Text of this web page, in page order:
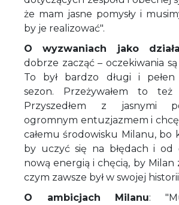
że mam jasne pomysły i
by je realizować".
O wyzwaniach jako
dobrze zacząć – oczekiwania
To był bardzo długi i pełen
sezon. Przeżywałem to
Przyszedłem z jasnymi
ogromnym entuzjazmem i
całemu środowisku Milanu, bo
by uczyć się na błędach i od
nową energią i chęcią, by Milan
czym zawsze był w swojej
O ambicjach Milanu: